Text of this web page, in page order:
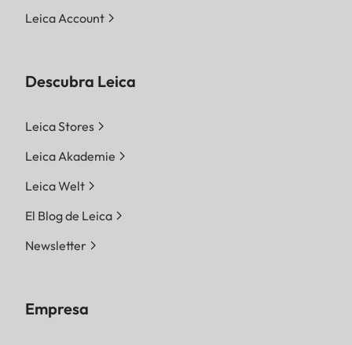
Leica Account
Descubra Leica
Leica Stores
Leica Akademie
Leica Welt
El Blog de Leica
Newsletter
Empresa